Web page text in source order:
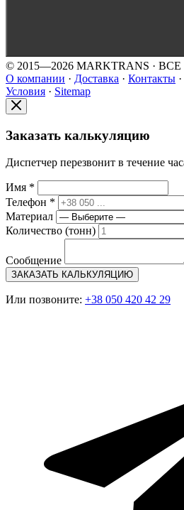
© 2015—2026 MARKTRANS ·
О компании · Доставка · Контакты ·
Условия · Sitemap
Заказать калькуляцию
Диспетчер перезвонит в течение
Имя *
Телефон *
Материал
Количество (тонн)
Сообщение
ЗАКАЗАТЬ КАЛЬКУЛЯЦИЮ
Или позвоните: +38 050 420 42 29